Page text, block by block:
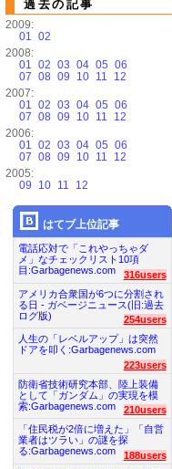
過去の記事
2009:
01 02
2008:
01 02 03 04 05 06
07 08 09 10 11
12
2007:
01 02 03 04 05 06
07 08 09 10 11
12
2006:
01 02 03 04 05 06
07 08 09 10 11
12
2005:
09
10 11 12
はてブ上位記事
電話応対で「これやっちゃダ
メ」なチェックリスト10項
目:Garbagenews.com
316users
アメリカ合衆国が6つに分割され
る日 - ガベージニュース(旧:過去
ログ版)
254users
人生の「レベルアップ」は突然
ドアを叩く:Garbagenews.com
223users
防衛省技術研究本部、陸上装備
として「ガンダム」の実現を模
索:Garbagenews.com
210users
「住民税が2倍に増えた」「自営
業者はツラい」の謎を探
る:Garbagenews.com
188users